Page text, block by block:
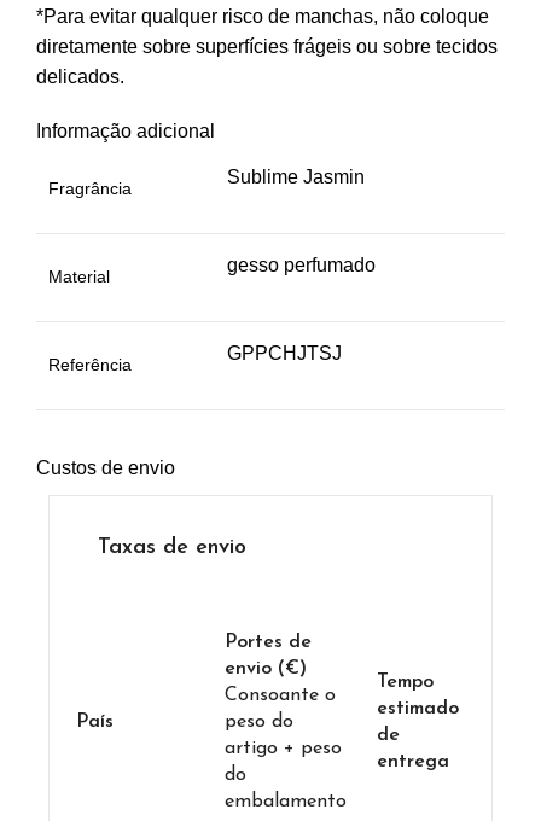
*Para evitar qualquer risco de manchas, não coloque
diretamente sobre superfícies frágeis ou sobre tecidos
delicados.
Informação adicional
Fragrância
Sublime Jasmin
Material
gesso perfumado
Referência
GPPCHJTSJ
Custos de envio
Taxas de envio
País
Portes de
envio (€)
Consoante o
peso do
artigo + peso
do
embalamento
Tempo
estimado
de
entrega